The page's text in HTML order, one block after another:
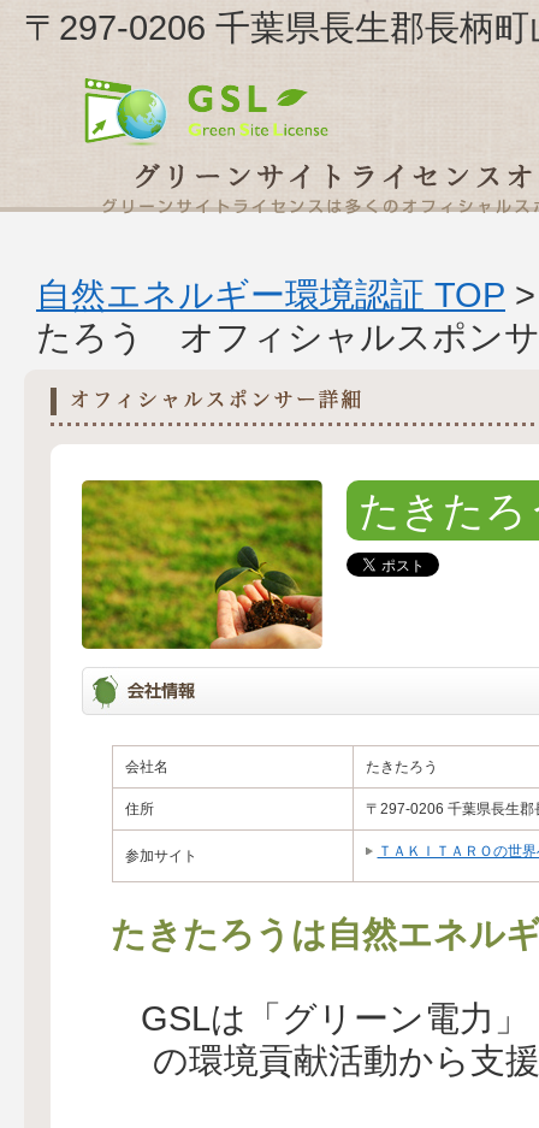
〒297-0206 千葉県長生郡長柄
自然エネルギー環境認証 TOP
たろう オフィシャルスポン
たきたろ
会社名 たきたろう
住所 〒297-0206 千葉県長生
参加サイト ＴＡＫＩＴＡＲＯの世
たきたろうは自然エネル
GSLは「グリーン電力
の環境貢献活動から支